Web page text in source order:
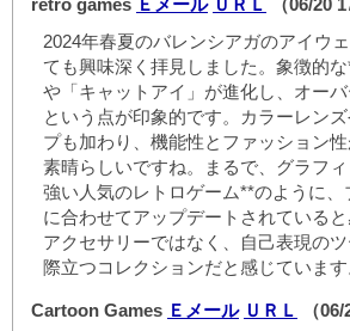
retro games Ｅメール ＵＲＬ
（06/20
2024年春夏のバレンシアガのアイウ
ても興味深く拝見しました。象徴的
や「キャットアイ」が進化し、オー
という点が印象的です。カラーレン
プも加わり、機能性とファッション
素晴らしいですね。まるで、グラフ
強い人気のレトロゲーム**のように
に合わせてアップデートされている
アクセサリーではなく、自己表現の
際立つコレクションだと感じていま
Cartoon Games Ｅメール ＵＲＬ
（